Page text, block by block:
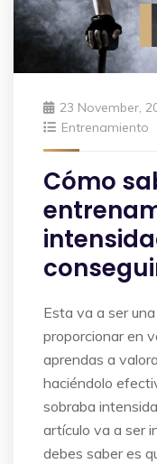
23 November,
Entrenamiento
Cómo
Esta va a ser
proporcionar en
aprendas a
haciéndolo
sobraba
artículo va a ser
debes saber es